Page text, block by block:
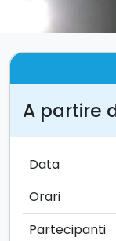
A partire
Data
Orari
Partecipanti